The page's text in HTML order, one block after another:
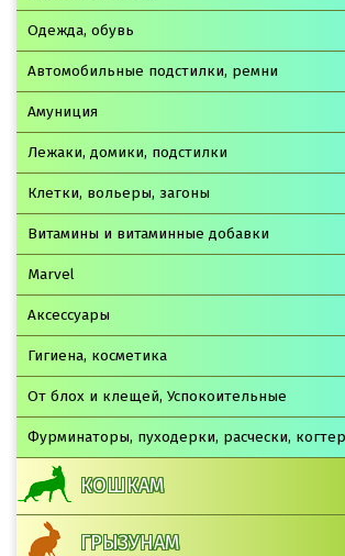
Одежда, обувь
Автомобильные подстилки, ремни
Амуниция
Лежаки, домики, подстилки
Клетки, вольеры, загоны
Витамины и витаминные добавки
Marvel
Аксессуары
Гигиена, косметика
От блох и клещей, Успокоительные
Фурминаторы, пуходерки, расчески,
КОШКАМ
ГРЫЗУНАМ